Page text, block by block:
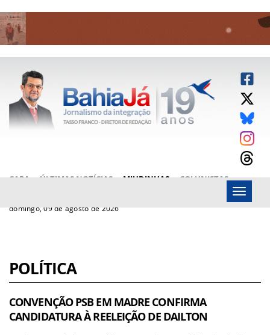
CAPA ÚLTIMAS NOTÍCIAS MIUDINHAS
COLUNISTAS
domingo, 09 de agosto de 2026
Menu
POLÍTICA
CONVENÇÃO PSB EM MADRE CONFIRMA
CANDIDATURA À REELEIÇÃO DE DAILTON